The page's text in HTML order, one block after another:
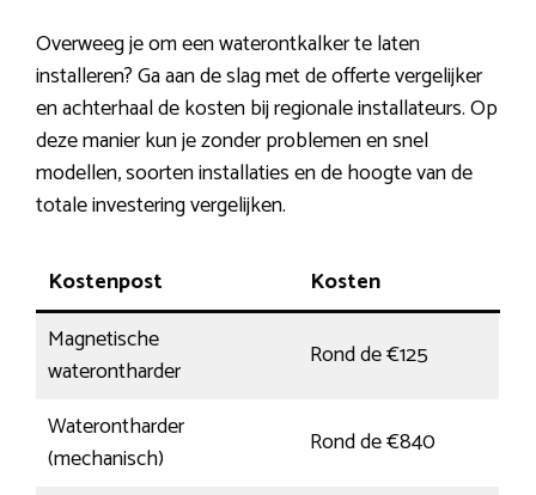
Overweeg je om een waterontkalker te laten
installeren? Ga aan de slag met de offerte vergelijker
en achterhaal de kosten bij regionale installateurs. Op
deze manier kun je zonder problemen en snel
modellen, soorten installaties en de hoogte van de
totale investering vergelijken.
Kostenpost
Kosten
Magnetische
waterontharder
Rond de €125
Waterontharder
(mechanisch)
Rond de €840